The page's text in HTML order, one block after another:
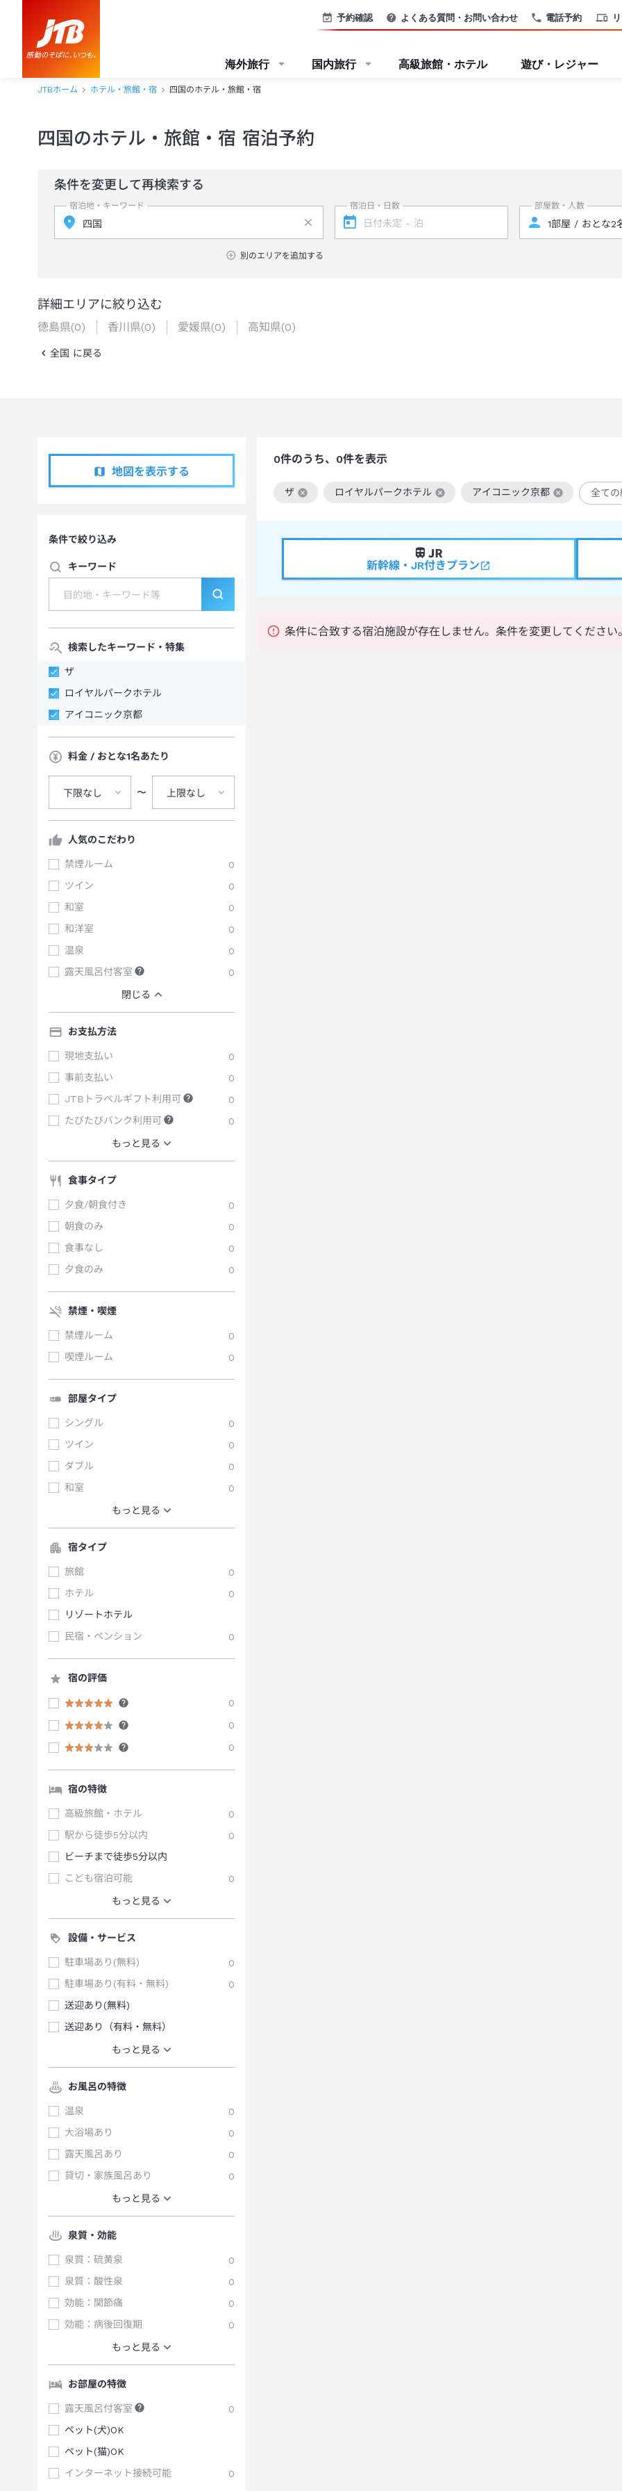
電話予約
予約確認 よくある質問・お問い合わせ
海外旅行 国内旅行 高級旅館・ホテル 遊び・レジャー
JTBホーム ホテル・旅館・宿 四国のホテル・旅館・宿
四国のホテル・旅館・宿 宿泊予約
条件を変更して再検索する
宿泊地・キーワード
別のエリアを追加する
宿泊日・日数 部屋数・人数
詳細エリアに絞り込む
徳島県(0) 香川県(0) 愛媛県(0) 高知県(0)
全国 に戻る
地図を表示する
条件で絞り込み
キーワード
検索したキーワード・特集
ザ
ロイヤルパークホテル
アイコニック京都
料金 / おとな1名あたり
下限なし 〜 上限なし
人気のこだわり
禁煙ルーム
0
ツイン
0
和室
0
和洋室
0
温泉
0
露天風呂付客室
0
閉じる
お支払方法
現地支払い
0
事前支払い
0
JTBトラベルギフト利用可
0
たびたびバンク利用可
0
もっと見る
食事タイプ
夕食/朝食付き
0
朝食のみ
0
食事なし
0
夕食のみ
0
禁煙・喫煙
禁煙ルーム
0
喫煙ルーム
0
部屋タイプ
シングル
0
ツイン
0
ダブル
0
和室
0
もっと見る
宿タイプ
旅館
0
ホテル
0
リゾートホテル
民宿・ペンション
0
宿の評価
0
0
0
宿の特徴
高級旅館・ホテル
0
駅から徒歩5分以内
0
ビーチまで徒歩5分以内
こども宿泊可能
0
もっと見る
設備・サービス
駐車場あり(無料)
0
駐車場あり(有料・無料)
0
送迎あり(無料)
送迎あり（有料・無料）
もっと見る
お風呂の特徴
温泉
0
大浴場あり
0
露天風呂あり
0
貸切・家族風呂あり
0
もっと見る
泉質・効能
泉質：硫黄泉
0
泉質：酸性泉
0
効能：関節痛
0
効能：病後回復期
0
もっと見る
お部屋の特徴
露天風呂付客室
0
ペット(犬)OK
ペット(猫)OK
インターネット接続可能
0
0件のうち、0件を表示
ザ
この絞り込み条件を解除
ロイヤルパークホテル
この絞り込み条件を解除
アイコニック京都
この絞り込み条件を解除 全て
新幹線・JR付きプラン
条件に合致する宿泊施設が存在しません。条件を変更してください